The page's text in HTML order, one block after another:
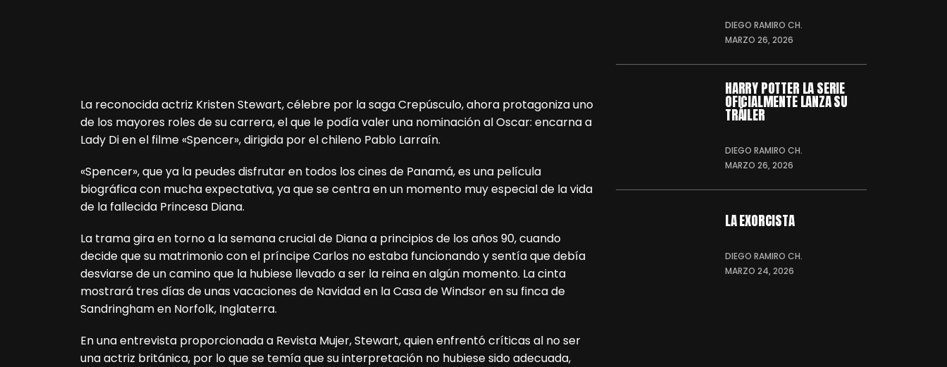
La reconocida actriz Kristen Stewart, célebre por la saga Crepúsculo, ahora protagoniza uno
de los mayores roles de su carrera, el que le podía valer una nominación al Oscar: encarna a
Lady Di en el filme «Spencer», dirigida por el chileno Pablo Larraín.
«Spencer», que ya la peudes disfrutar en todos los cines de Panamá, es una película
biográfica con mucha expectativa, ya que se centra en un momento muy especial de la vida
de la fallecida Princesa Diana.
La trama gira en torno a la semana crucial de Diana a principios de los años 90, cuando
decide que su matrimonio con el príncipe Carlos no estaba funcionando y sentía que debía
desviarse de un camino que la hubiese llevado a ser la reina en algún momento. La cinta
mostrará tres días de unas vacaciones de Navidad en la Casa de Windsor en su finca de
Sandringham en Norfolk, Inglaterra.
En una entrevista proporcionada a Revista Mujer, Stewart, quien enfrentó críticas al no ser
una actriz británica, por lo que se temía que su interpretación no hubiese sido adecuada,
DIEGO RAMIRO CH.
MARZO 26, 2026
HARRY POTTER LA SERIE
OFICIALMENTE LANZA SU
TRÁILER
DIEGO RAMIRO CH.
MARZO 26, 2026
LA EXORCISTA
DIEGO RAMIRO CH.
MARZO 24, 2026